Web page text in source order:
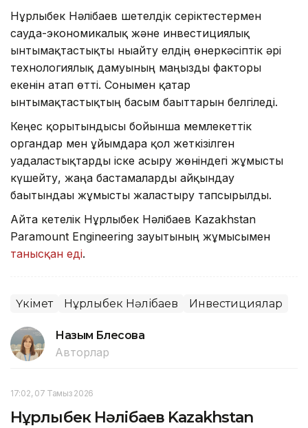
Нұрлыбек Нәлібаев шетелдік серіктестермен
сауда-экономикалық және инвестициялық
ынтымақтастықты нығайту елдің өнеркәсіптік әрі
технологиялық дамуының маңызды факторы
екенін атап өтті. Сонымен қатар
ынтымақтастықтың басым бағыттарын белгіледі.
Кеңес қорытындысы бойынша мемлекеттік
органдар мен ұйымдарға қол жеткізілген
уағдаластықтарды іске асыру жөніндегі жұмысты
күшейту, жаңа бастамаларды айқындау
бағытындағы жұмысты жалғастыру тапсырылды.
Айта кетелік Нұрлыбек Нәлібаев Kazakhstan
Paramount Engineering зауытының жұмысымен
танысқан еді.
Үкімет Нұрлыбек Нәлібаев Инвестициялар
Назым Бөлесова
Авторлар
17:02, 07 Тамыз 2026
Нұрлыбек Нәлібаев Kazakhstan